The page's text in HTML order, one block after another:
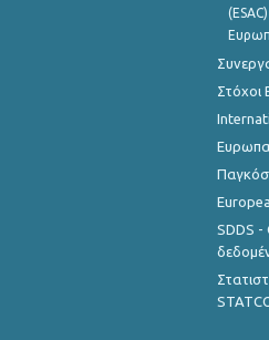
(ESAC)
Στόχοι
SDDS -